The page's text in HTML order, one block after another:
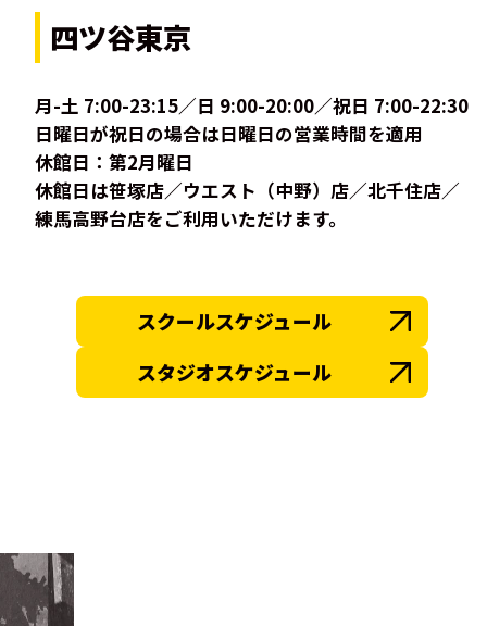
四ツ谷東京
月-土 7:00-23:15／日 9:00-20:00／祝日 7:00-22:30
日曜日が祝日の場合は日曜日の営業時間を適用
休館日：第2月曜日
休館日は笹塚店／ウエスト（中野）店／北千住店／
練馬高野台店をご利用いただけます。
スクールスケジュール
スタジオスケジュール